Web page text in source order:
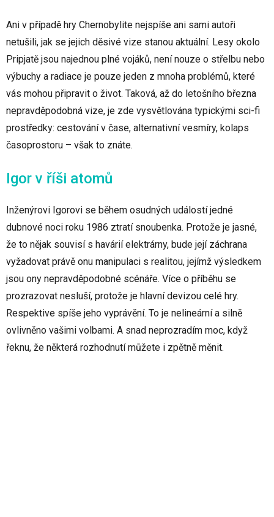
Ani v případě hry Chernobylite nejspíše ani sami autoři
netušili, jak se jejich děsivé vize stanou aktuální. Lesy okolo
Pripjatě jsou najednou plné vojáků, není nouze o střelbu nebo
výbuchy a radiace je pouze jeden z mnoha problémů, které
vás mohou připravit o život. Taková, až do letošního března
nepravděpodobná vize, je zde vysvětlována typickými sci-fi
prostředky: cestování v čase, alternativní vesmíry, kolaps
časoprostoru – však to znáte.
Igor v říši atomů
Inženýrovi Igorovi se během osudných událostí jedné
dubnové noci roku 1986 ztratí snoubenka. Protože je jasné,
že to nějak souvisí s havárií elektrárny, bude její záchrana
vyžadovat právě onu manipulaci s realitou, jejímž výsledkem
jsou ony nepravděpodobné scénáře. Více o příběhu se
prozrazovat nesluší, protože je hlavní devizou celé hry.
Respektive spíše jeho vyprávění. To je nelineární a silně
ovlivněno vašimi volbami. A snad neprozradím moc, když
řeknu, že některá rozhodnutí můžete i zpětně měnit.